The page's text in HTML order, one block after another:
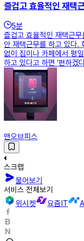
즐겁고 효율적인 재택
5분
즐겁고 효율적인 재택근
안 재택근무를 하고 있다.
없이 집이나 카페에서 평
하고 있다고 하면 '편하겠
맨오브피스
스크랩
물어보기
서비스 전체보기
위시켓
요즘IT